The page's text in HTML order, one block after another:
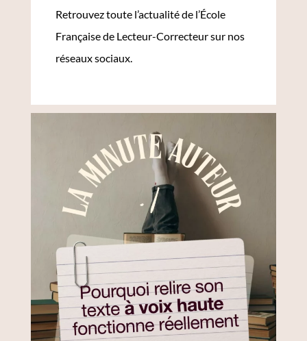
Retrouvez toute l’actualité de l’École
Française de Lecteur-Correcteur sur nos
réseaux sociaux.